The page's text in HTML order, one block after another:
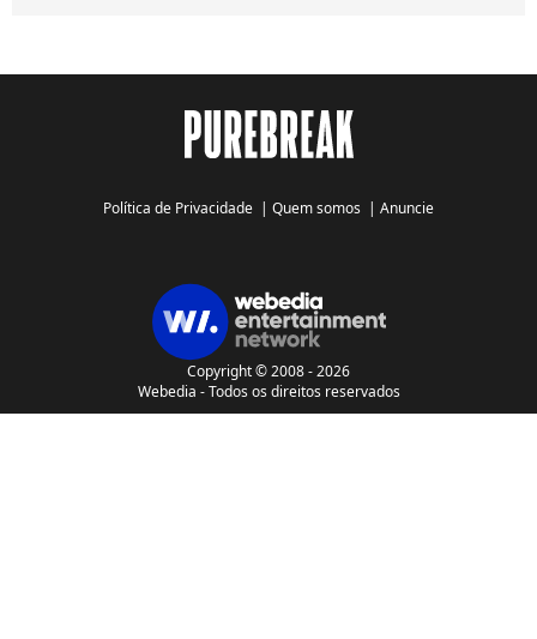
Política de Privacidade | Quem somos | Anuncie
Copyright © 2008 - 2026
Webedia - Todos os direitos reservados